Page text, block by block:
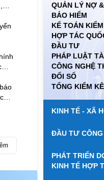
QUẢN LÝ NỢ
BẢO HIỂM
KẾ TOÁN
HỢP TÁC
ĐẦU TƯ
PHÁP LUẬT
CÔNG NGHỆ
ĐỔI SỐ
TỔNG KIỂM
KINH TẾ - XÃ
ĐẦU TƯ CÔNG
PHÁT TRIỂN
KINH TẾ HỢP